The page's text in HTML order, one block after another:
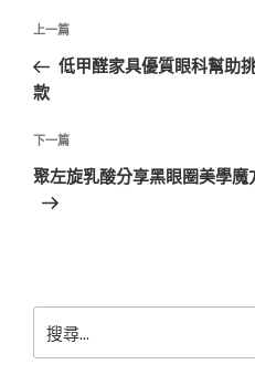
文
導
覽
上
一
篇
章
上一篇
低甲醛家具優質眼科幫助
款
下
一
篇
下一篇
聚左旋乳酸分享黑眼圈美學
尋